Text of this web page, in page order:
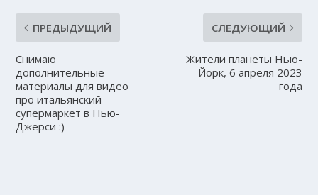
ПРЕДЫДУЩИЙ
Снимаю
дополнительные
материалы для видео
про итальянский
супермаркет в Нью-
Джерси :)
СЛЕДУЮЩИЙ
Жители планеты Нью-
Йорк, 6 апреля 2023
года